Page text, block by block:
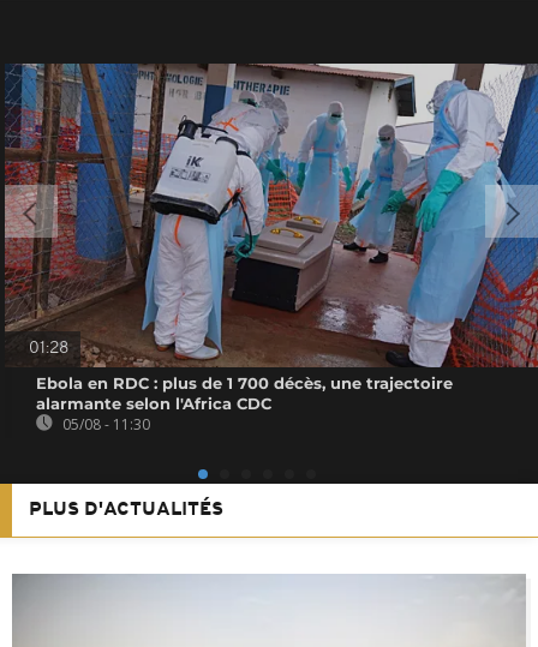
01:28
Ebola en RDC : plus de 1 700 décès, une trajectoire
alarmante selon l'Africa CDC
05/08 - 11:30
PLUS D'ACTUALITÉS